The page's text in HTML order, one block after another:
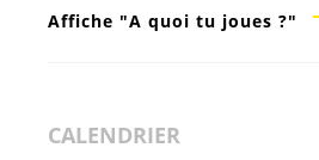
Affiche "A quoi tu joues ?"
CALENDRIER